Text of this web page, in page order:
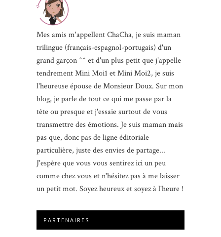
Mes amis m'appellent ChaCha, je suis maman
trilingue (français-espagnol-portugais) d'un
grand garçon ^^ et d'un plus petit que j'appelle
tendrement Mini Moi1 et Mini Moi2, je suis
l'heureuse épouse de Monsieur Doux. Sur mon
blog, je parle de tout ce qui me passe par la
tête ou presque et j'essaie surtout de vous
transmettre des émotions. Je suis maman mais
pas que, donc pas de ligne éditoriale
particulière, juste des envies de partage...
J'espère que vous vous sentirez ici un peu
comme chez vous et n'hésitez pas à me laisser
un petit mot. Soyez heureux et soyez à l'heure !
PARTENAIRES